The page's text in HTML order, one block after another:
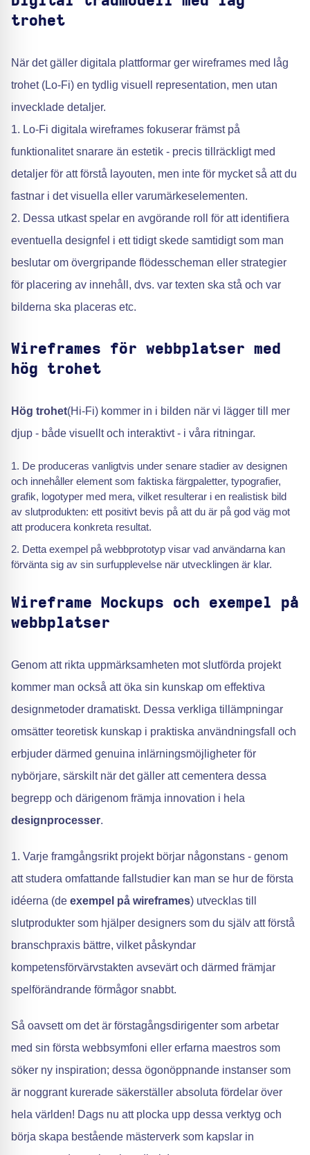
trohet
När det gäller digitala plattformar ger wireframes med låg
trohet (Lo-Fi) en tydlig visuell representation, men utan
invecklade detaljer.
1. Lo-Fi digitala wireframes fokuserar främst på
funktionalitet snarare än estetik - precis tillräckligt med
detaljer för att förstå layouten, men inte för mycket så att du
fastnar i det visuella eller varumärkeselementen.
2. Dessa utkast spelar en avgörande roll för att identifiera
eventuella designfel i ett tidigt skede samtidigt som man
beslutar om övergripande flödesscheman eller strategier
för placering av innehåll, dvs. var texten ska stå och var
bilderna ska placeras etc.
Wireframes för webbplatser med
hög trohet
Hög trohet(Hi-Fi) kommer in i bilden när vi lägger till mer
djup - både visuellt och interaktivt - i våra ritningar.
De produceras vanligtvis under senare stadier av designen
och innehåller element som faktiska färgpaletter, typografier,
grafik, logotyper med mera, vilket resulterar i en realistisk bild
av slutprodukten: ett positivt bevis på att du är på god väg mot
att producera konkreta resultat.
Detta exempel på webbprototyp visar vad användarna kan
förvänta sig av sin surfupplevelse när utvecklingen är klar.
Wireframe Mockups och exempel på
webbplatser
Genom att rikta uppmärksamheten mot slutförda projekt
kommer man också att öka sin kunskap om effektiva
designmetoder dramatiskt. Dessa verkliga tillämpningar
omsätter teoretisk kunskap i praktiska användningsfall och
erbjuder därmed genuina inlärningsmöjligheter för
nybörjare, särskilt när det gäller att cementera dessa
begrepp och därigenom främja innovation i hela
designprocesser.
1. Varje framgångsrikt projekt börjar någonstans - genom
att studera omfattande fallstudier kan man se hur de första
idéerna (de exempel på wireframes) utvecklas till
slutprodukter som hjälper designers som du själv att förstå
branschpraxis bättre, vilket påskyndar
kompetensförvärvstakten avsevärt och därmed främjar
spelförändrande förmågor snabbt.
Så oavsett om det är förstagångsdirigenter som arbetar
med sin första webbsymfoni eller erfarna maestros som
söker ny inspiration; dessa ögonöppnande instanser som
är noggrant kurerade säkerställer absoluta fördelar över
hela världen! Dags nu att plocka upp dessa verktyg och
börja skapa bestående mästerverk som kapslar in